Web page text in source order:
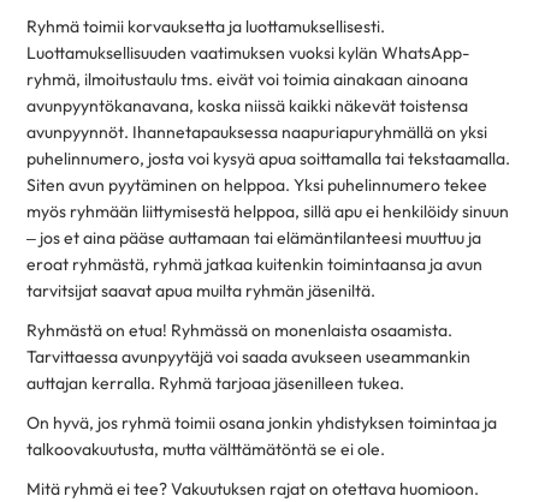
Ryhmä toimii korvauksetta ja luottamuksellisesti.
Luottamuksellisuuden vaatimuksen vuoksi kylän WhatsApp-
ryhmä, ilmoitustaulu tms. eivät voi toimia ainakaan ainoana
avunpyyntökanavana, koska niissä kaikki näkevät toistensa
avunpyynnöt. Ihannetapauksessa naapuriapuryhmällä on yksi
puhelinnumero, josta voi kysyä apua soittamalla tai tekstaamalla.
Siten avun pyytäminen on helppoa. Yksi puhelinnumero tekee
myös ryhmään liittymisestä helppoa, sillä apu ei henkilöidy sinuun
– jos et aina pääse auttamaan tai elämäntilanteesi muuttuu ja
eroat ryhmästä, ryhmä jatkaa kuitenkin toimintaansa ja avun
tarvitsijat saavat apua muilta ryhmän jäseniltä.
Ryhmästä on etua! Ryhmässä on monenlaista osaamista.
Tarvittaessa avunpyytäjä voi saada avukseen useammankin
auttajan kerralla. Ryhmä tarjoaa jäsenilleen tukea.
On hyvä, jos ryhmä toimii osana jonkin yhdistyksen toimintaa ja
talkoovakuutusta, mutta välttämätöntä se ei ole.
Mitä ryhmä ei tee? Vakuutuksen rajat on otettava huomioon.